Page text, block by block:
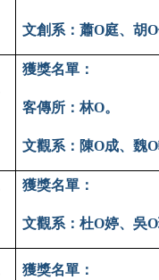
文創系：蕭O庭、胡O
獲獎名單：
客傳所：林O。
文觀系：陳O成、魏O
獲獎名單：
文觀系：杜O婷、吳O
獲獎名單：